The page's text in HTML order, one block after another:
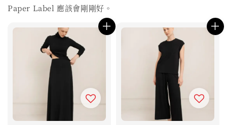
Paper Label 應該會剛剛好。